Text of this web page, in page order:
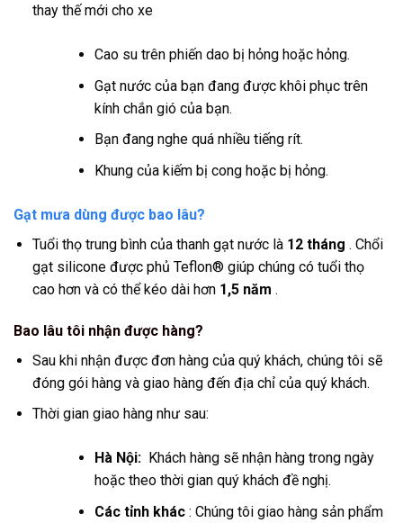
thay thế mới cho xe
Cao su trên phiến dao bị hỏng hoặc hỏng.
Gạt nước của bạn đang được khôi phục trên
kính chắn gió của bạn.
Bạn đang nghe quá nhiều tiếng rít.
Khung của kiếm bị cong hoặc bị hỏng.
Gạt mưa dùng được bao lâu?
Tuổi thọ trung bình của thanh gạt nước là 12 tháng . Chổi
gạt silicone được phủ Teflon® giúp chúng có tuổi thọ
cao hơn và có thể kéo dài hơn 1,5 năm .
Bao lâu tôi nhận được hàng?
Sau khi nhận được đơn hàng của quý khách, chúng tôi sẽ
đóng gói hàng và giao hàng đến địa chỉ của quý khách.
Thời gian giao hàng như sau:
Hà Nội:Khách hàng sẽ nhận hàng trong ngày
hoặc theo thời gian quý khách đề nghị.
Các tỉnh khác: Chúng tôi giao hàng sản phẩm